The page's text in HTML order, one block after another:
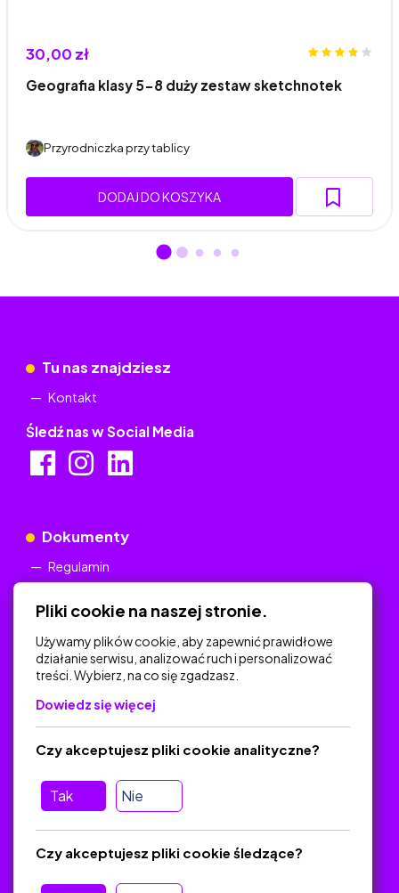
30,00 zł
Geografia klasy 5-8 duży zestaw sketchnotek
Przyrodniczka przy tablicy
DODAJ DO KOSZYKA
Tu nas znajdziesz
Kontakt
Śledź nas w Social Media
Dokumenty
Regulamin
Na skróty
Polityka Prywatności
O platformie
Baza materiałów dydaktycznych
Jak zostać autorem
Pliki cookie na naszej stronie.
Używamy plików cookie, aby zapewnić prawidłowe
działanie serwisu, analizować ruch i personalizować
treści. Wybierz, na co się zgadzasz.
Dowiedz się więcej
Tak Nie
Czy akceptujesz pliki cookie analityczne?
Czy akceptujesz pliki cookie śledzące?